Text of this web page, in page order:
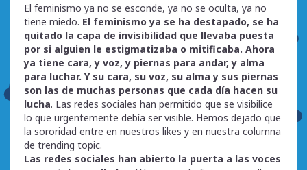
El feminismo ya no se esconde, ya no se oculta, ya no
tiene miedo. El feminismo ya se ha destapado, se ha
quitado la capa de invisibilidad que llevaba puesta
por si alguien le estigmatizaba o mitificaba. Ahora
ya tiene cara, y voz, y piernas para andar, y alma
para luchar. Y su cara, su voz, su alma y sus piernas
son las de muchas personas que cada día hacen su
lucha. Las redes sociales han permitido que se visibilice
lo que urgentemente debía ser visible. Hemos dejado que
la sororidad entre en nuestros likes y en nuestra columna
de trending topic.
Las redes sociales han abierto la puerta a las voces